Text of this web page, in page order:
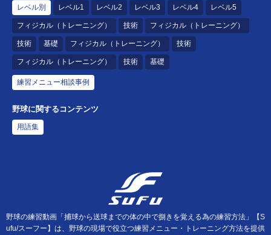
レベル別 レベル1 レベル2 レベル3 レベル4 レベル5
フィジカル（トレーニング） 技術 フィジカル（トレーニング）
技術 基礎 フィジカル（トレーニング） 技術
フィジカル（トレーニング） 技術 基礎
練習メニュー相談事例
野球に関するコンテンツ
用語集
野球の練習動画「捕球から送球までの体の中で捌きを覚える為の練習方法」【S
ufu/スーフー】は、野球の現場で役立つ練習メニュー・トレーニング方法を提供